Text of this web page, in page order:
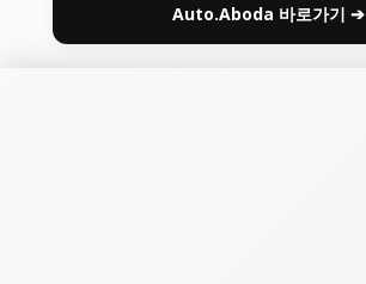
Auto.Aboda 바로가기 ➔